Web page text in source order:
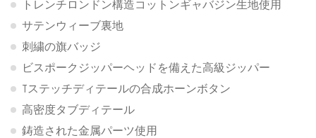
トレンチロンドン構造コットンギャバジン生地使用
サテンウィーブ裏地
刺繍の旗バッジ
ビスポークジッパーヘッドを備えた高級ジッパー
Tステッチディテールの合成ホーンボタン
高密度タブディテール
鋳造された金属パーツ使用